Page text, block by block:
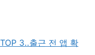
3..출근 전 앱 확